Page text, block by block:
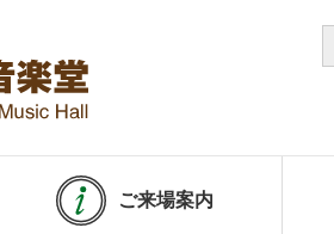
ご来場案内